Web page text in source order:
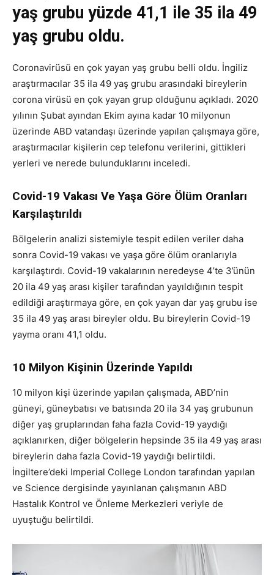
yaş grubu yüzde 41,1 ile 35 ila 49
yaş grubu oldu.
Coronavirüsü en çok yayan yaş grubu belli oldu. İngiliz
araştırmacılar 35 ila 49 yaş grubu arasındaki bireylerin
corona virüsü en çok yayan grup olduğunu açıkladı. 2020
yılının Şubat ayından Ekim ayına kadar 10 milyonun
üzerinde ABD vatandaşı üzerinde yapılan çalışmaya göre,
araştırmacılar kişilerin cep telefonu verilerini, gittikleri
yerleri ve nerede bulunduklarını inceledi.
Covid-19 Vakası Ve Yaşa Göre Ölüm Oranları
Karşılaştırıldı
Bölgelerin analizi sistemiyle tespit edilen veriler daha
sonra Covid-19 vakası ve yaşa göre ölüm oranlarıyla
karşılaştırdı. Covid-19 vakalarının neredeyse 4’te 3’ünün
20 ila 49 yaş arası kişiler tarafından yayıldığının tespit
edildiği araştırmaya göre, en çok yayan dar yaş grubu ise
35 ila 49 yaş arası bireyler oldu. Bu bireylerin Covid-19
yayma oranı 41,1 oldu.
10 Milyon Kişinin Üzerinde Yapıldı
10 milyon kişi üzerinde yapılan çalışmada, ABD’nin
güneyi, güneybatısı ve batısında 20 ila 34 yaş grubunun
diğer yaş gruplarından faha fazla Covid-19 yaydığı
açıklanırken, diğer bölgelerin hepsinde 35 ila 49 yaş arası
bireylerin daha fazla Covid-19 yaydığı belirtildi.
İngiltere’deki Imperial College London tarafından yapılan
ve Science dergisinde yayınlanan çalışmanın ABD
Hastalık Kontrol ve Önleme Merkezleri veriyle de
uyuştuğu belirtildi.